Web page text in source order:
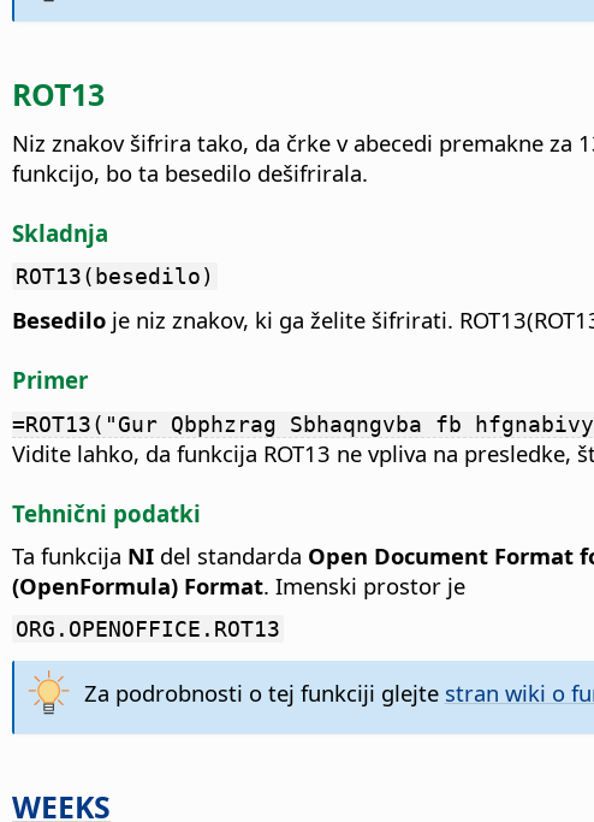
ROT13
Niz znakov šifrira tako, da črke v abecedi premakne za
funkcijo, bo ta besedilo dešifrirala.
Skladnja
ROT13(besedilo)
Besedilo je niz znakov, ki ga želite šifrirati.
Primer
=ROT13("Gur Qbphzrag Sbhaqngvba fb
Vidite lahko, da funkcija ROT13 ne vpliva na presledke,
Tehnični podatki
Ta funkcija NI del standarda Open Document Format
(OpenFormula) Format. Imenski prostor je
ORG.OPENOFFICE.ROT13
Za podrobnosti o tej funkciji glejte stran wiki o
WEEKS